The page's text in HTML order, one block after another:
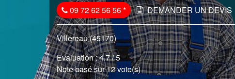
09 72 62 56 56* DEMANDER UN DEVIS
Villereau (45170)
Evaluation :4.7/ 5
Note basé sur 12 vote(s)